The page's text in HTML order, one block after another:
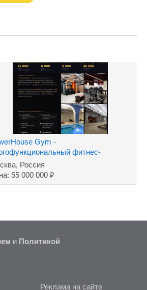
Gym -
фитнес-
премиум класса
Россия
55 000 000₽
и Политикой
Реклама на сайте